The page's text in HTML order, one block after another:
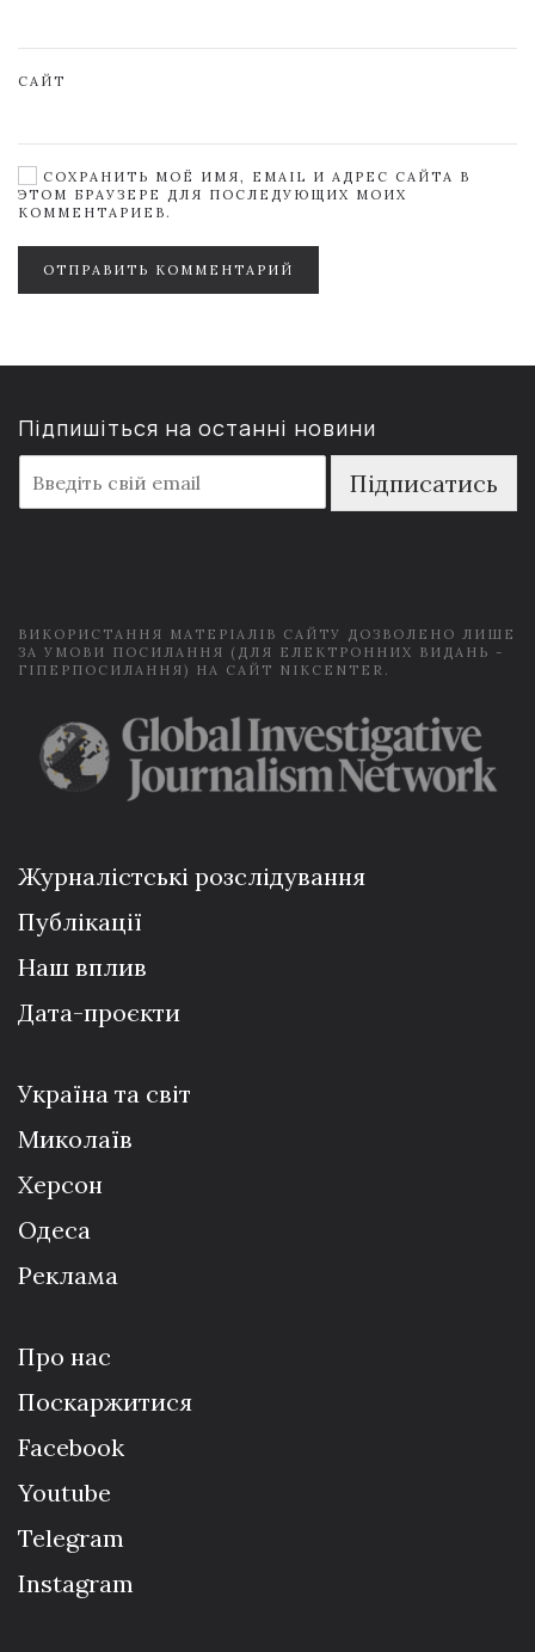
САЙТ
СОХРАНИТЬ МОЁ ИМЯ, EMAIL И АДРЕС САЙТА В
ЭТОМ БРАУЗЕРЕ ДЛЯ ПОСЛЕДУЮЩИХ МОИХ
КОММЕНТАРИЕВ.
ОТПРАВИТЬ КОММЕНТАРИЙ
Підпишіться на останні новини
m
a
Підписатись
ВИКОРИСТАННЯ МАТЕРІАЛІВ САЙТУ ДОЗВОЛЕНО ЛИШЕ
ЗА УМОВИ ПОСИЛАННЯ (ДЛЯ ЕЛЕКТРОННИХ ВИДАНЬ -
ГІПЕРПОСИЛАННЯ) НА САЙТ NIKCENTER.
Журналістські розслідування
Публікації
Наш вплив
Дата-проєкти
Україна та світ
Миколаїв
Херсон
Одеса
Реклама
Про нас
Поскаржитися
Facebook
Youtube
Telegram
Instagram